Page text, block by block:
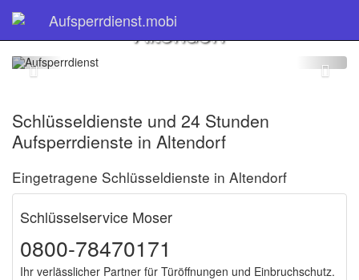
Aufsperrdienst.mobi
Schlüsseldienst
Altendorf
Schlüsseldienste und 24 Stunden
Aufsperrdienste in Altendorf
Eingetragene Schlüsseldienste in Altendorf
Schlüsselservice Moser
0800-78470171
Ihr verlässlicher Partner für Türöffnungen und Einbruchschutz.